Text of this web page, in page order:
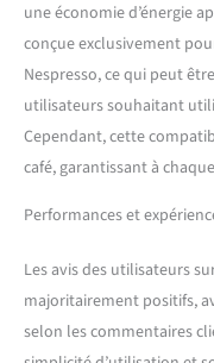
une économie d’énergie
conçue exclusivement
Nespresso, ce qui peut
utilisateurs souhaitant
Cependant, cette
café, garantissant à
Performances et
Les avis des utilisateurs
majoritairement positifs,
selon les commentaires